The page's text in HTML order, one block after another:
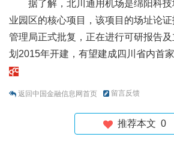
据了解，北川通用机场是绵阳科
业园区的核心项目，该项目的场址论
管理局正式批复，正在进行可研报告
划2015年开建，有望建成四川省内首
返回中国金融信息网首页 留言反馈
推荐本文 0